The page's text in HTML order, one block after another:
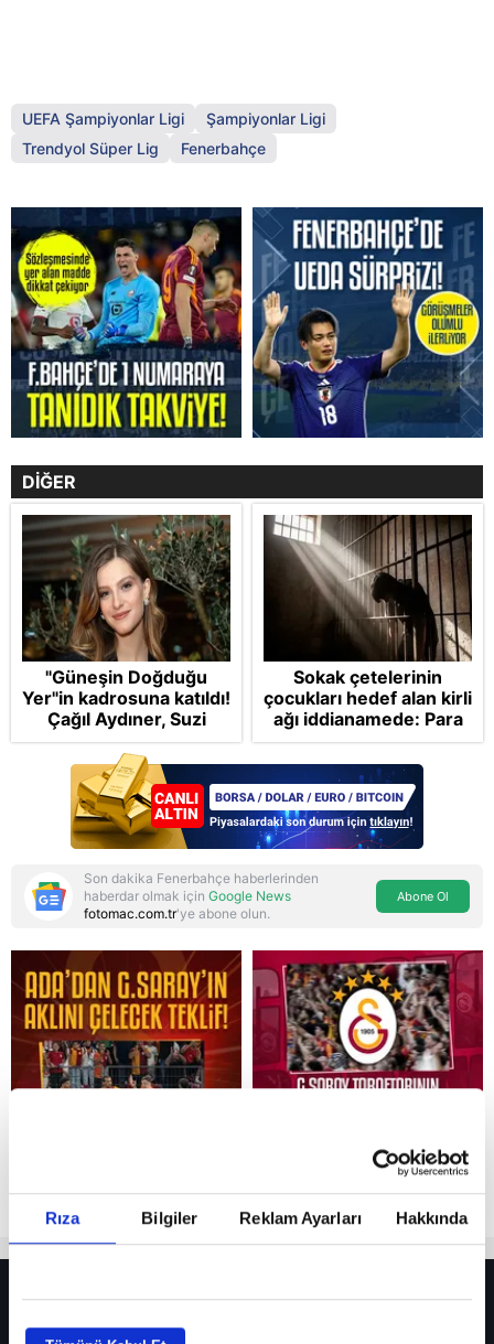
Rıza Bilgiler Reklam Ayarları Hakkında
Reddet
UEFA Şampiyonlar Ligi
Şampiyonlar Ligi
Trendyol Süper Lig
Fenerbahçe
DİĞER
"Güneşin Doğduğu
Yer"in kadrosuna katıldı!
Çağıl Aydıner, Suzi
karakteriyle geliyor
Sokak çetelerinin
çocukları hedef alan kirli
ağı iddianamede: Para
vaat ettiler oyunlardan
talimat verdiler
Son dakika Fenerbahçe haberlerinden
haberdar olmak için Google News
fotomac.com.tr'ye abone olun.
Abone Ol